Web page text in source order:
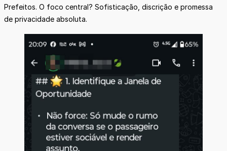
Prefeitos. O foco central? Sofisticação, discrição e promessa
de privacidade absoluta.